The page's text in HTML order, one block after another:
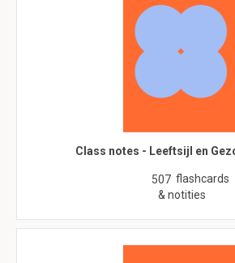
Class notes - Leeftsijl en
507 flashcards
& notities